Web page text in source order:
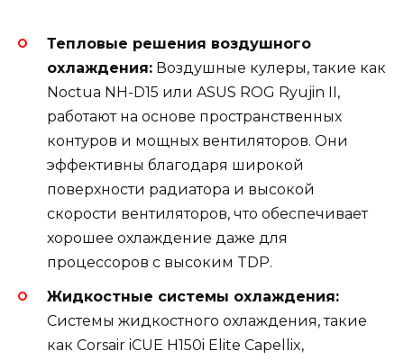
Тепловые решения воздушного
охлаждения: Воздушные кулеры, такие как
Noctua NH-D15 или ASUS ROG Ryujin II,
работают на основе пространственных
контуров и мощных вентиляторов. Они
эффективны благодаря широкой
поверхности радиатора и высокой
скорости вентиляторов, что обеспечивает
хорошее охлаждение даже для
процессоров с высоким TDP.
Жидкостные системы охлаждения:
Системы жидкостного охлаждения, такие
как Corsair iCUE H150i Elite Capellix,